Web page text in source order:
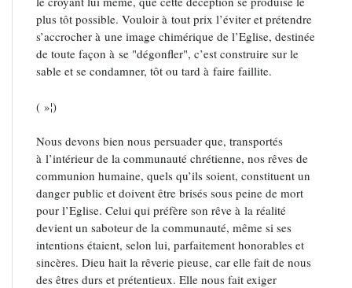
plus tôt possible. Vouloir à tout prix l’éviter et prétendre
s’accrocher à une image chimérique de l’Eglise, destinée
de toute façon à se "dégonfler", c’est construire sur le
sable et se condamner, tôt ou tard à faire faillite.
( »¦)
Nous devons bien nous persuader que, transportés
à l’intérieur de la communauté chrétienne, nos rêves de
communion humaine, quels qu’ils soient, constituent un
danger public et doivent être brisés sous peine de mort
pour l’Eglise. Celui qui préfère son rêve à la réalité
devient un saboteur de la communauté, même si ses
intentions étaient, selon lui, parfaitement honorables et
sincères. Dieu hait la rêverie pieuse, car elle fait de nous
des êtres durs et prétentieux. Elle nous fait exiger